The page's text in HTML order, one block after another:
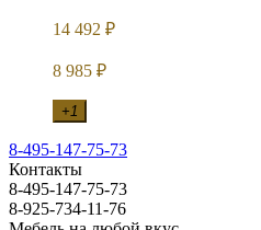
14 492 ₽
8 985 ₽
+1
8-495-147-75-73
Контакты
8-495-147-75-73
8-925-734-11-76